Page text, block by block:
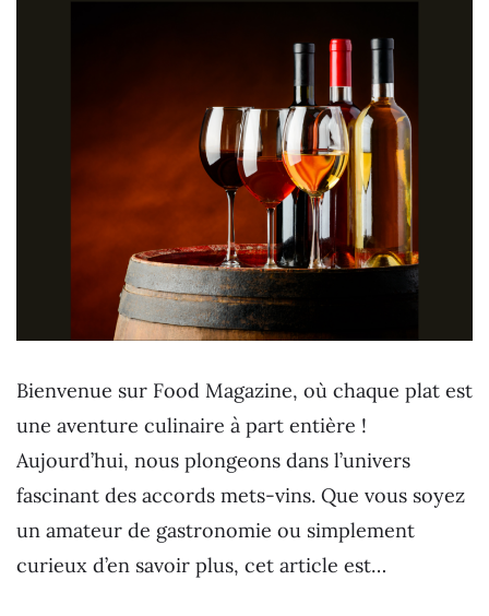
Bienvenue sur Food Magazine, où chaque plat est
une aventure culinaire à part entière !
Aujourd’hui, nous plongeons dans l’univers
fascinant des accords mets-vins. Que vous soyez
un amateur de gastronomie ou simplement
curieux d’en savoir plus, cet article est…